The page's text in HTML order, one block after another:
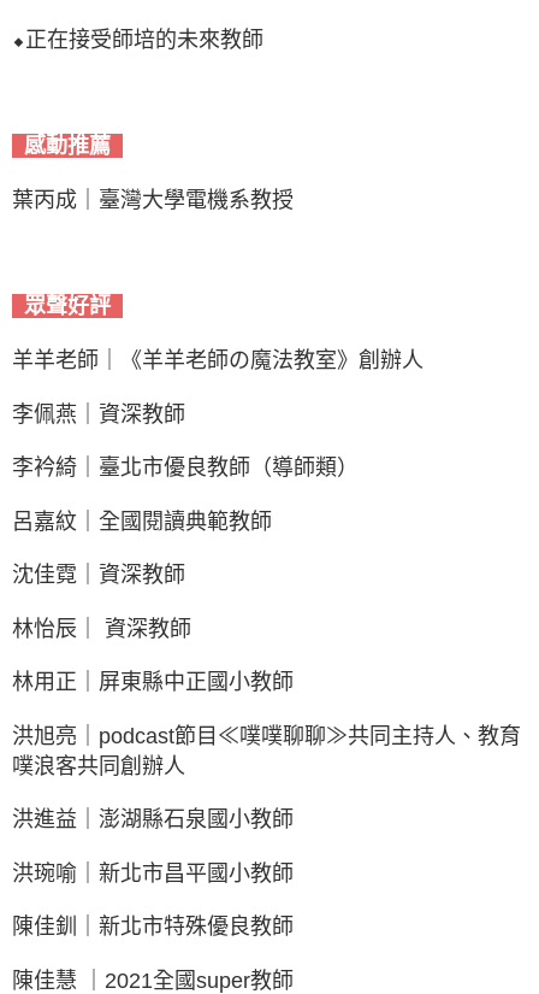
⬥正在接受師培的未來教師
感動推薦
葉丙成｜臺灣大學電機系教授
眾聲好評
羊羊老師｜《羊羊老師の魔法教室》創辦人
李佩燕｜資深教師
李衿綺｜臺北市優良教師（導師類）
呂嘉紋｜全國閱讀典範教師
沈佳霓｜資深教師
林怡辰｜ 資深教師
林用正｜屏東縣中正國小教師
洪旭亮｜podcast節目≪噗噗聊聊≫共同主持人、教育
噗浪客共同創辦人
洪進益｜澎湖縣石泉國小教師
洪琬喻｜新北市昌平國小教師
陳佳釧｜新北市特殊優良教師
陳佳慧 ｜2021全國super教師